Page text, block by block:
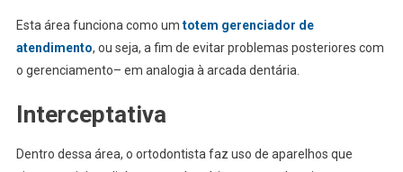
Esta área funciona como um totem gerenciador de
atendimento, ou seja, a fim de evitar problemas posteriores com
o gerenciamento– em analogia à arcada dentária.
Interceptativa
Dentro dessa área, o ortodontista faz uso de aparelhos que